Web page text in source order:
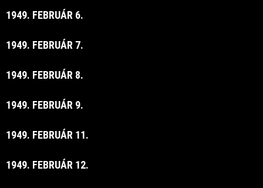
1949. FEBRUÁR 6.
1949. FEBRUÁR 7.
1949. FEBRUÁR 8.
1949. FEBRUÁR 9.
1949. FEBRUÁR 11.
1949. FEBRUÁR 12.